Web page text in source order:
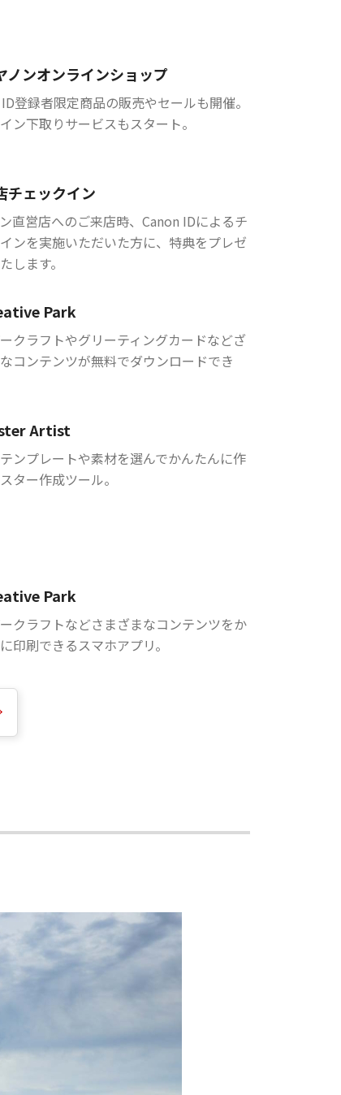
ノンオンラインショップ
登録者限定商品の販売やセールも開催。
ン下取りサービスもスタート。
チェックイン
直営店へのご来店時、Canon IDによるチ
ンを実施いただいた方に、特典をプレゼ
します。
Park
クラフトやグリーティングカードなどざ
コンテンツが無料でダウンロードでき
Artist
ンプレートや素材を選んでかんたんに作
ター作成ツール。
Park
クラフトなどさまざまなコンテンツをか
印刷できるスマホアプリ。